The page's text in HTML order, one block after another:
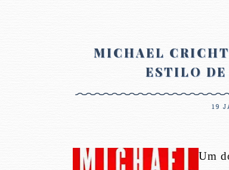
MICHAEL
ESTILO DE
19
Um